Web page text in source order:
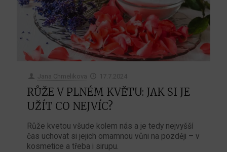
Jana Chmelikova 17.7.2024
RŮŽE V PLNÉM KVĚTU: JAK SI JE
UŽÍT CO NEJVÍC?
Růže kvetou všude kolem nás a je tedy nejvyšší
čas uchovat si jejich omamnou vůni na později – v
kosmetice a třeba i sirupu.